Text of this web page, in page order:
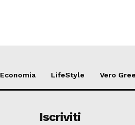
Economia LifeStyle Vero
Iscriviti